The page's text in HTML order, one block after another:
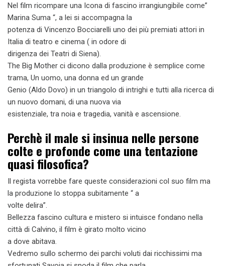
Nel film ricompare una Icona di fascino irrangiungibile come”
Marina Suma “, a lei si accompagna la
potenza di Vincenzo Bocciarelli uno dei più premiati attori in
Italia di teatro e cinema ( in odore di
dirigenza dei Teatri di Siena).
The Big Mother ci dicono dalla produzione è semplice come
trama, Un uomo, una donna ed un grande
Genio (Aldo Dovo) in un triangolo di intrighi e tutti alla ricerca di
un nuovo domani, di una nuova via
esistenziale, tra noia e tragedia, vanità e ascensione.
Perchè il male si insinua nelle persone
colte e profonde come una tentazione
quasi filosofica?
Il regista vorrebbe fare queste considerazioni col suo film ma
la produzione lo stoppa subitamente “ a
volte delira”.
Bellezza fascino cultura e mistero si intuisce fondano nella
città di Calvino, il film è girato molto vicino
a dove abitava.
Vedremo sullo schermo dei parchi voluti dai ricchissimi ma